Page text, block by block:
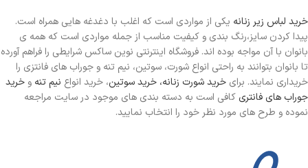
خرید لباس زیر زنانه یکی از مواردی است که اغلب با دغدغه هایی همراه است.
پیدا کردن سایز،رنگ بندی و کیفیت مناسب از جمله مواردی است که همه ی
بانوان با آن مواجه بوده اند. فروشگاه اینترنتی نوین ساکس شرایطی را فراهم آورده
تا بانوان بتوانند به راحتی انواع شورت، سوتین، نیم تنه و جوراب های فانتزی را
خریداری نمایند. برای خرید شورت زنانه، خرید سوتین، خرید انواع نیم تنه و خرید
جوراب های فانتری کافی است به دسته بندی های موجود در سایت مراجعه
نموده و طرح های مورد نظر خود را انتخاب نمایید.